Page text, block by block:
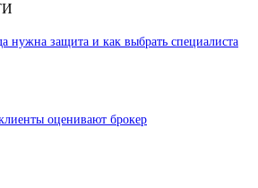
нужна защита и как выбрать специалиста
оценивают брокер